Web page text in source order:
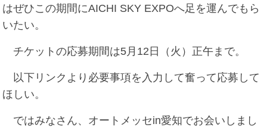
はぜひこの期間にAICHI SKY EXPOへ足を運んでもら
いたい。
チケットの応募期間は5月12日（火）正午まで。
以下リンクより必要事項を入力して奮って応募して
ほしい。
ではみなさん、オートメッセin愛知でお会いしまし